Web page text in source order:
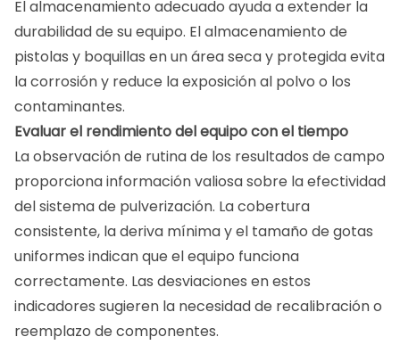
El almacenamiento adecuado ayuda a extender la
durabilidad de su equipo. El almacenamiento de
pistolas y boquillas en un área seca y protegida evita
la corrosión y reduce la exposición al polvo o los
contaminantes.
Evaluar el rendimiento del equipo con el tiempo
La observación de rutina de los resultados de campo
proporciona información valiosa sobre la efectividad
del sistema de pulverización. La cobertura
consistente, la deriva mínima y el tamaño de gotas
uniformes indican que el equipo funciona
correctamente. Las desviaciones en estos
indicadores sugieren la necesidad de recalibración o
reemplazo de componentes.